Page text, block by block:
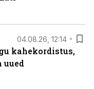
04.08.26, 12:14
kahekordistus,
uued